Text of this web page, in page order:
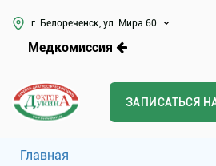
г. Белореченск, ул. Мира 60
Медкомиссия
ЗАПИСАТЬСЯ
Главная